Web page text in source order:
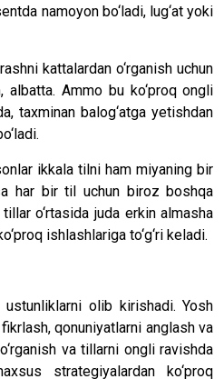
namoyon bo‘ladi, lug‘at yoki
kattalardan o‘rganish uchun
Ammo bu ko‘proq ongli
taxminan balog‘atga yetishdan
ikkala tilni ham miyaning bir
har bir til uchun biroz boshqa
o‘rtasida juda erkin almasha
ishlashlariga to‘g‘ri keladi.
olib kirishadi. Yosh
qonuniyatlarni anglash va
va tillarni ongli ravishda
strategiyalardan ko‘proq